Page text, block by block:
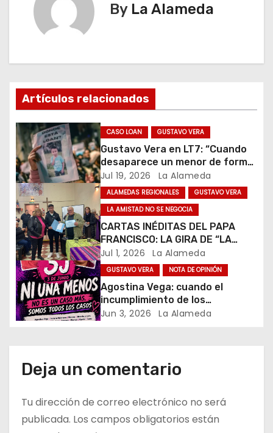
i
ó
n
d
e
e
n
t
r
a
d
s
By La Alameda
Artículos relacionados
CASO LOAN GUSTAVO VERA
Gustavo Vera en LT7: “Cuando
desaparece un menor de forma
forzada, la peor hipótesis es
trata, y así debe seguir
caratulado el caso Loan”
Jul 19, 2026 La Alameda
ALAMEDAS REGIONALES
GUSTAVO VERA
LA AMISTAD NO SE NEGOCIA
CARTAS INÉDITAS DEL PAPA
FRANCISCO: LA GIRA DE “LA
AMISTAD NO SE NEGOCIA” YA
RECORRIÓ LA MITAD DEL PAÍS Y
RECOGE UN FUERTE RESPALDO
INSTITUCIONAL
Jul 1, 2026 La Alameda
GUSTAVO VERA NOTA DE OPINIÓN
Agostina Vega: cuando el
incumplimiento de los
protocolos también mata
Jun 3, 2026 La Alameda
Deja un comentario
Tu dirección de correo electrónico no será
publicada. Los campos obligatorios están